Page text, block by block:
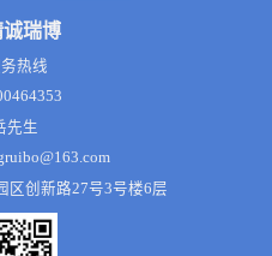
诚瑞博
热线
先生
区创新路27号3号楼6层